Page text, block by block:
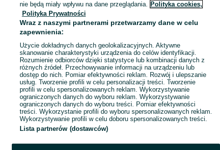
Mapa kategorii
Mapa miejscowości
Mapa ministron
Popularne wyszukiwania
nie będą miały wpływu na dane przeglądania. Polityka cookies,
Polityka Prywatności
Wraz z naszymi partnerami przetwarzamy dane w celu
zapewnienia:
Użycie dokładnych danych geolokalizacyjnych. Aktywne
skanowanie charakterystyki urządzenia do celów identyfikacji.
Rozumienie odbiorców dzięki statystyce lub kombinacji danych z
różnych źródeł. Przechowywanie informacji na urządzeniu lub
dostęp do nich. Pomiar efektywności reklam. Rozwój i ulepszanie
usług. Tworzenie profili w celu personalizacji treści. Tworzenie
profili w celu spersonalizowanych reklam. Wykorzystywanie
ograniczonych danych do wyboru reklam. Wykorzystywanie
ograniczonych danych do wyboru treści. Pomiar efektywności
treści. Wykorzystanie profili do wyboru spersonalizowanych reklam.
Wykorzystywanie profili w celu doboru spersonalizowanych treści.
Lista partnerów (dostawców)